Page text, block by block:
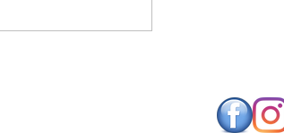
TECNOLOGIAS DE
ENERGIA RENOVÁVEL